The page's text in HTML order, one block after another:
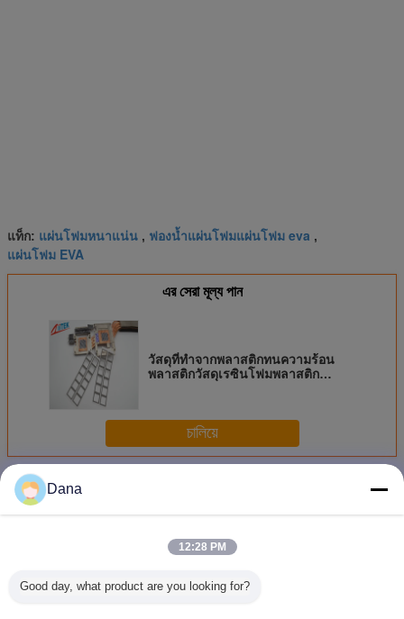
แท็ก: แผ่นโฟมหนาแน่น , ฟองน้ำแผ่นโฟมแผ่นโฟม eva ,
แผ่นโฟม EVA
এর সেরা মূল্য পান
วัสดุที่ทำจากพลาสติกทนความร้อน
พลาสติกวัสดุเรซินโฟมพลาสติก
চালিয়ে
มากกว่าฟองน้ำโฟมวัสดุ
ผนังฟองหนาแบบ
ผนังฟองโพลีเอธิลีน
Dana
12:28 PM
Good day, what product are you looking for?